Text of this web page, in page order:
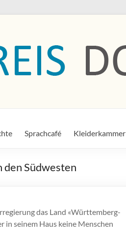
Sprachcafé Kleiderkammer
Südwesten
das Land «Württemberg-
in seinem Haus keine Menschen